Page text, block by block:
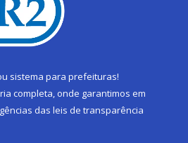
sistema para prefeituras!
completa, onde garantimos em
das leis de transparência